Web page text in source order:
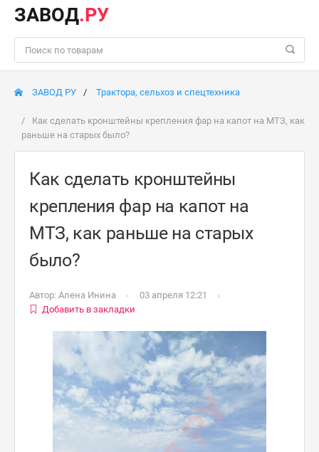
ЗАВОД.РУ
ЗАВОД РУ Трактора, сельхоз и спецтехника
Как сделать кронштейны крепления фар на капот на МТЗ, как
раньше на старых было?
Как сделать кронштейны
крепления фар на капот на
МТЗ, как раньше на старых
было?
Автор: Алена Инина
03 апреля 12:21
Добавить в закладки